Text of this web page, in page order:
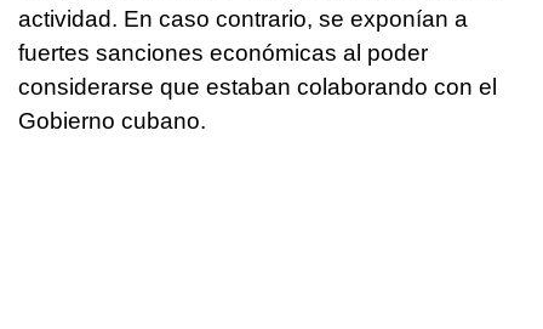
actividad. En caso contrario, se exponían a
fuertes sanciones económicas al poder
considerarse que estaban colaborando con el
Gobierno cubano.